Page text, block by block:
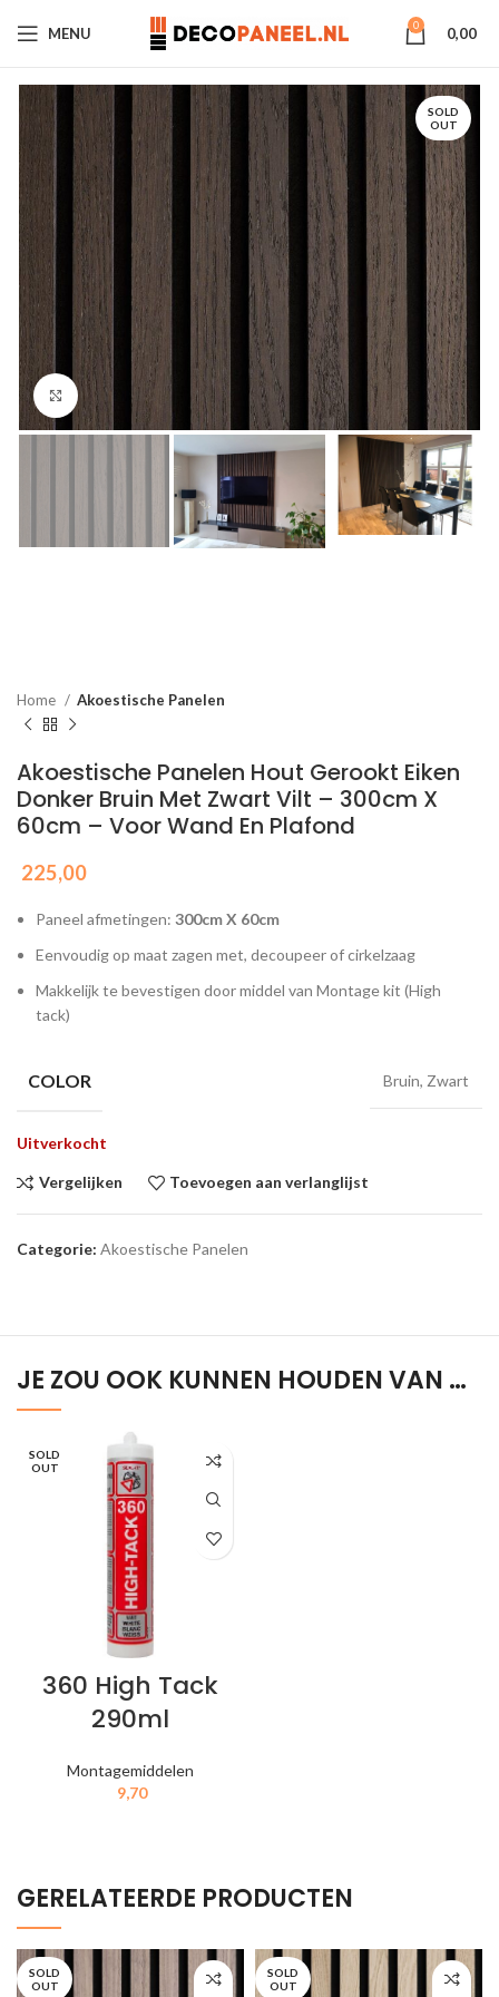
MENU 0 0,00
SOLD
OUT
Click to enlarge
Home Akoestische Panelen
Akoestische Panelen Hout Gerookt Eiken
Donker Bruin Met Zwart Vilt – 300cm X
60cm – Voor Wand En Plafond
225,00
Paneel afmetingen: 300cm X 60cm
Eenvoudig op maat zagen met, decoupeer of cirkelzaag
Makkelijk te bevestigen door middel van Montage kit (High
tack)
COLOR Bruin, Zwart
Uitverkocht
Vergelijken Toevoegen aan verlanglijst
Categorie: Akoestische Panelen
JE ZOU OOK KUNNEN HOUDEN VAN …
SOLD
OUT
360 High Tack
290ml
Montagemiddelen
9,70
GERELATEERDE PRODUCTEN
SOLD
OUT
SOLD
OUT